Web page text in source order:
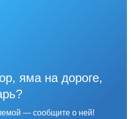
яма на дороге,
— сообщите о ней!